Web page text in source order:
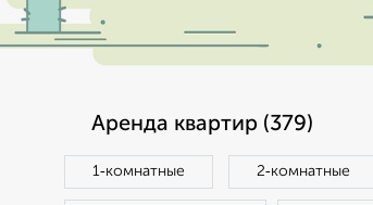
Аренда квартир (379)
1‑комнатные 2‑комнатные